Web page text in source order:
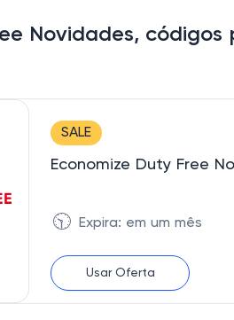
Novidades,
SALE
Economize Duty Free
🕥 Expira: em um mês
Usar Oferta